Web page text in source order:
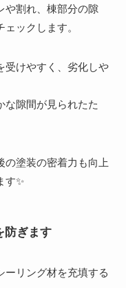
や割れ、棟部分の隙
ックします。
受けやすく、劣化しや
な隙間が見られたた
の塗装の密着力も向上
す✨
防ぎます
ーリング材を充填する